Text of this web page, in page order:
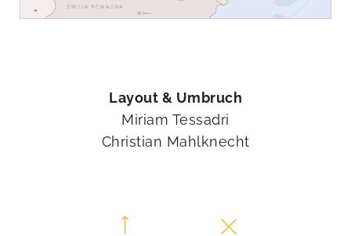
Layout & Umbruch
Miriam Tessadri
Christian Mahlknecht